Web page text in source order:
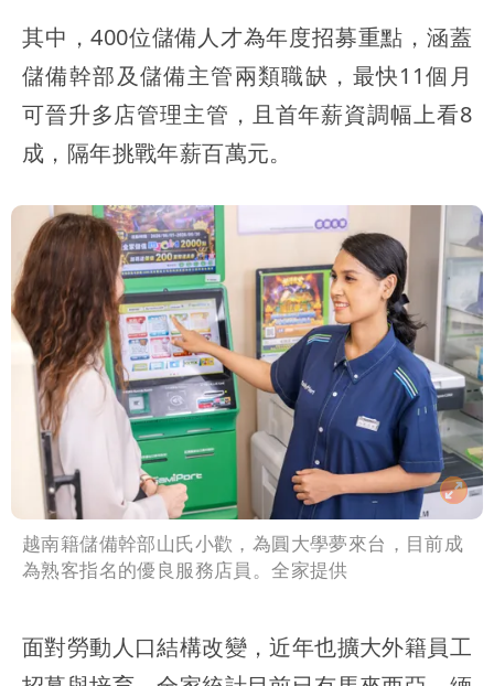
其中，400位儲備人才為年度招募重點，涵蓋
儲備幹部及儲備主管兩類職缺，最快11個月
可晉升多店管理主管，且首年薪資調幅上看8
成，隔年挑戰年薪百萬元。
越南籍儲備幹部山氏小歡，為圓大學夢來台，目前成
為熟客指名的優良服務店員。全家提供
面對勞動人口結構改變，近年也擴大外籍員工